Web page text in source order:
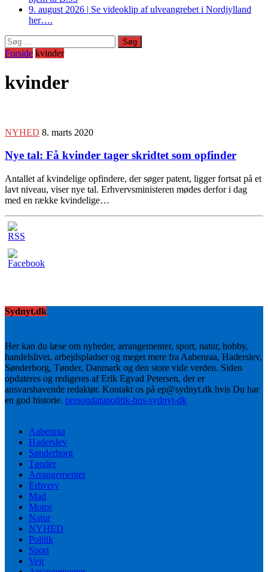
9. august 2026 | Se videoklip af ulveangrebet i Nordjylland
her….
Søg
efter:
Forside kvinder
kvinder
NYHED 8. marts 2020
Nye tal: Få kvinder tager skridtet som opfinder
Antallet af kvindelige opfindere, der søger patent, ligger fortsat på et
lavt niveau, viser nye tal. Erhvervsministeren mødes derfor i dag
med en række kvindelige…
Sydnyt.dk
Her kan du læse om nyheder, arrangementer, sport, natur, hobby,
handelslivet, arbejdspladser og meget mere fra Aabenraa, Haderslev,
Sønderborg, Tønder, Danmark og den store vide verden. Siden
opdateres og redigeres af Erik Egvad Petersen, der er
ansvarshavende redaktør. Kontakt os på ep@sydnyt.dk hvis Du har
en god historie. persondatapolitik-hos-sydnyt-dk
Aabenraa
Haderslev
Sønderborg
Tønder
Arrangementer
Erhverv
Mad
Motor
Natur
NYHED
Politik
Sport
Vejr